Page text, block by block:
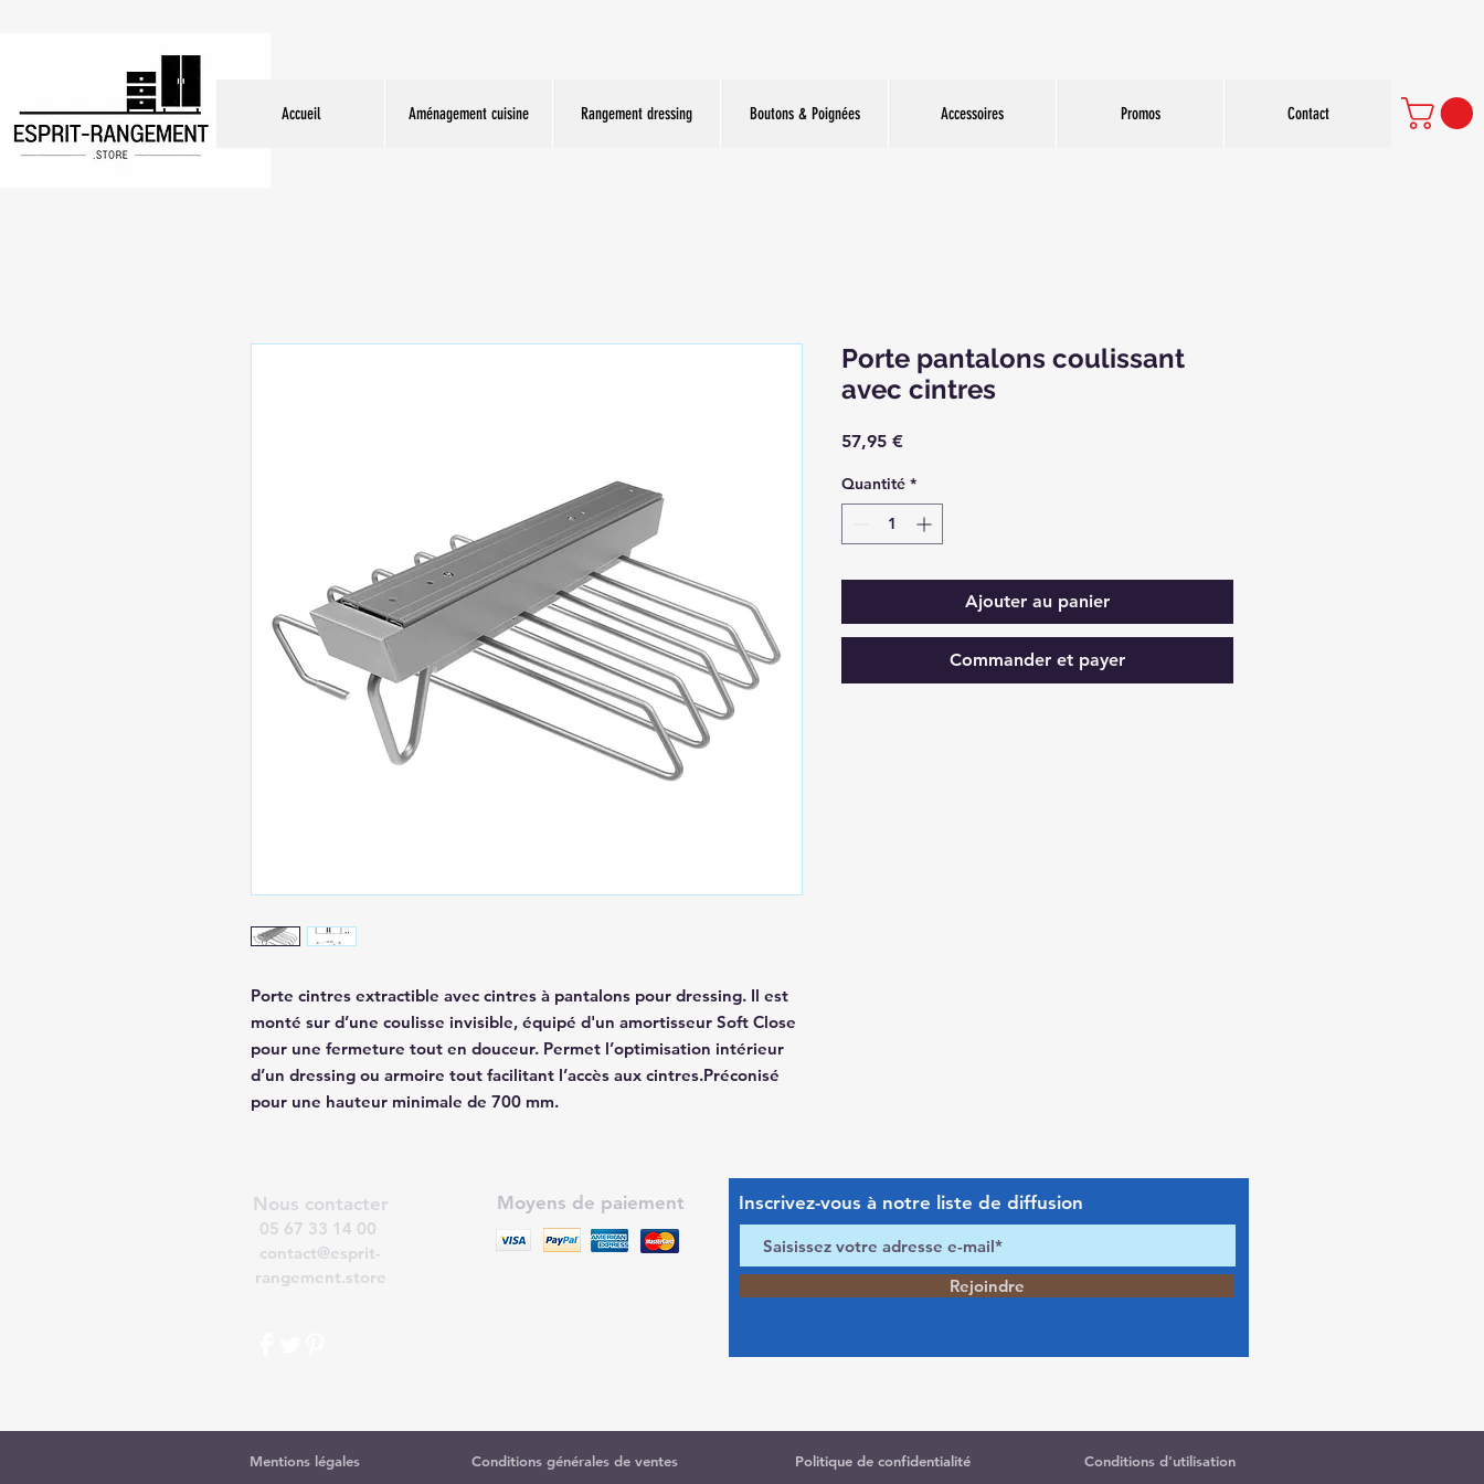
Accueil Aménagement cuisine Rangement dressing Boutons & Poignées Accessoires Promos Contact
Porte cintres extractible avec cintres à pantalons pour dressing. Il est
monté sur d’une coulisse invisible, équipé d'un amortisseur Soft Close
pour une fermeture tout en douceur. Permet l’optimisation intérieur
d’un dressing ou armoire tout facilitant l’accès aux cintres.Préconisé
pour une hauteur minimale de 700 mm.
Porte pantalons coulissant
avec cintres
57,95 €
Quantité *
Ajouter au panier
Commander et payer
Nous contacter
05 67 33 14 00
contact@esprit-
rangement.store
Moyens de paiement Inscrivez-vous à notre liste de diffusion
Rejoindre
Mentions légales Conditions générales de ventes Politique de confidentialité Conditions d'utilisation